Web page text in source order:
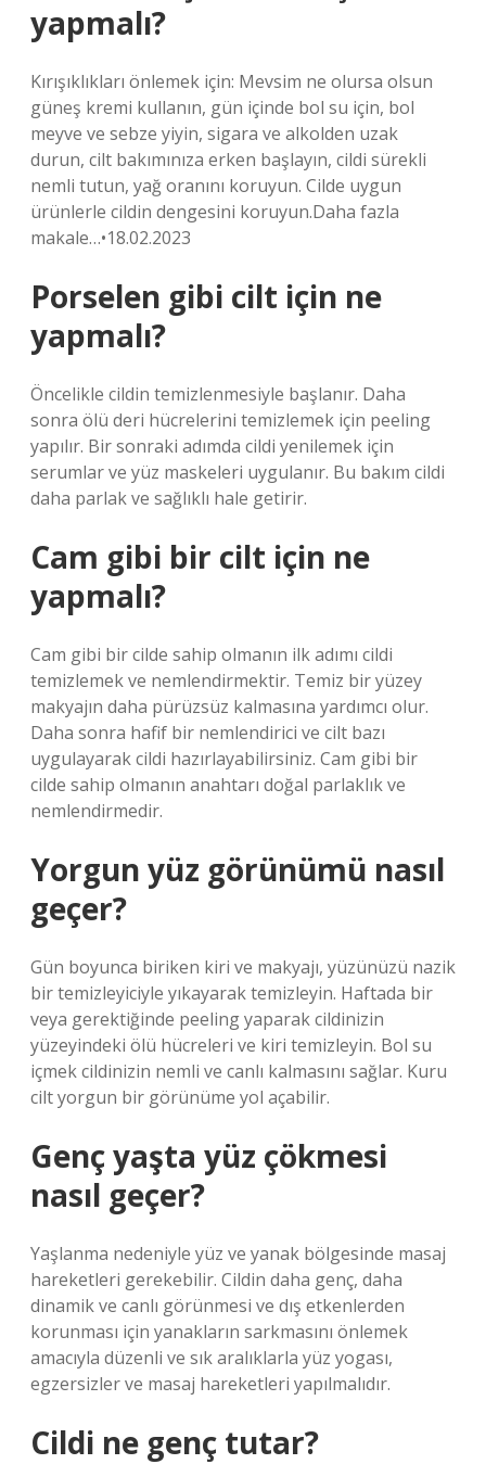
yapmalı?
Kırışıklıkları önlemek için: Mevsim ne olursa olsun
güneş kremi kullanın, gün içinde bol su için, bol
meyve ve sebze yiyin, sigara ve alkolden uzak
durun, cilt bakımınıza erken başlayın, cildi sürekli
nemli tutun, yağ oranını koruyun. Cilde uygun
ürünlerle cildin dengesini koruyun.Daha fazla
makale…•18.02.2023
Porselen gibi cilt için ne
yapmalı?
Öncelikle cildin temizlenmesiyle başlanır. Daha
sonra ölü deri hücrelerini temizlemek için peeling
yapılır. Bir sonraki adımda cildi yenilemek için
serumlar ve yüz maskeleri uygulanır. Bu bakım cildi
daha parlak ve sağlıklı hale getirir.
Cam gibi bir cilt için ne
yapmalı?
Cam gibi bir cilde sahip olmanın ilk adımı cildi
temizlemek ve nemlendirmektir. Temiz bir yüzey
makyajın daha pürüzsüz kalmasına yardımcı olur.
Daha sonra hafif bir nemlendirici ve cilt bazı
uygulayarak cildi hazırlayabilirsiniz. Cam gibi bir
cilde sahip olmanın anahtarı doğal parlaklık ve
nemlendirmedir.
Yorgun yüz görünümü nasıl
geçer?
Gün boyunca biriken kiri ve makyajı, yüzünüzü nazik
bir temizleyiciyle yıkayarak temizleyin. Haftada bir
veya gerektiğinde peeling yaparak cildinizin
yüzeyindeki ölü hücreleri ve kiri temizleyin. Bol su
içmek cildinizin nemli ve canlı kalmasını sağlar. Kuru
cilt yorgun bir görünüme yol açabilir.
Genç yaşta yüz çökmesi
nasıl geçer?
Yaşlanma nedeniyle yüz ve yanak bölgesinde masaj
hareketleri gerekebilir. Cildin daha genç, daha
dinamik ve canlı görünmesi ve dış etkenlerden
korunması için yanakların sarkmasını önlemek
amacıyla düzenli ve sık aralıklarla yüz yogası,
egzersizler ve masaj hareketleri yapılmalıdır.
Cildi ne genç tutar?